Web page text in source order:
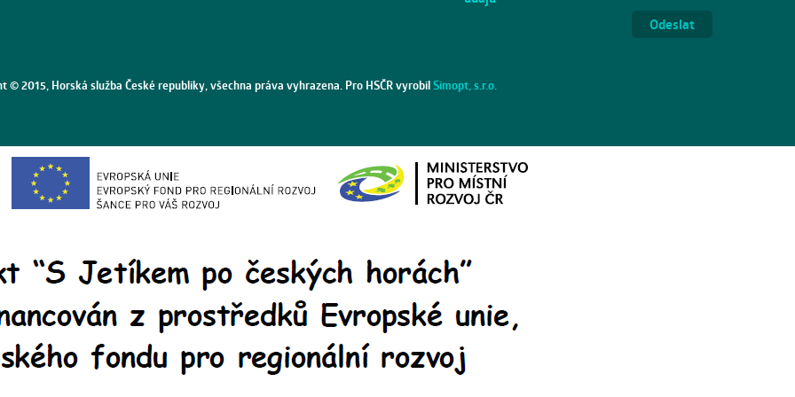
© 2015, Horská služba České republiky, všechna práva vyhrazena. Pro HSČR vyrobilSimopt, s.r.o.